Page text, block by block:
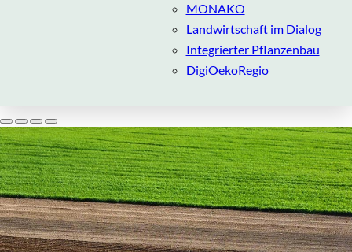
MONAKO
Landwirtschaft im Dialog
Integrierter Pflanzenbau
DigiOekoRegio